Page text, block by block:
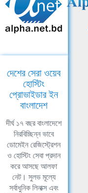
দেশের সেরা ওয়েব
হোস্টিং
প্রোভাইডার ইন
বাংলাদেশ
দীর্ঘ ১৭ বছর বাংলাদেশে
নিরবিচ্ছিন্ন ভাবে
ডোমেইন রেজিস্ট্রেশন
ও হোস্টিং সেবা প্রদান
করে আসছে আলফা
নেট। সুলভ মূল্যে
সর্বাধুনিক লিনাক্স এবং